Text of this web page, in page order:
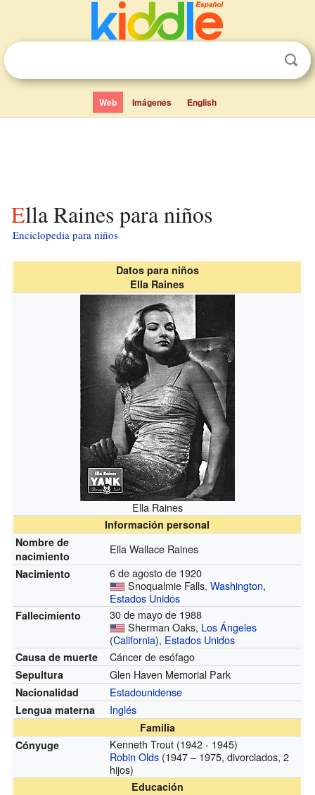
Web Imágenes English
Ella Raines para niños
Enciclopedia para niños
Datos para niños
Ella Raines
Ella Raines
Información personal
Nombre de
nacimiento
Ella Wallace Raines
Nacimiento
6 de agosto de 1920
Snoqualmie Falls,Washington,
Estados Unidos
Fallecimiento
30 de mayo de 1988
Sherman Oaks, Los Ángeles
(California), Estados Unidos
Causa de muerte Cáncer de esófago
Sepultura Glen Haven Memorial Park
Nacionalidad Estadounidense
Lengua materna Inglés
Familia
Cónyuge
Kenneth Trout (1942 - 1945)
Robin Olds (1947 – 1975, divorciados, 2
hijos)
Educación